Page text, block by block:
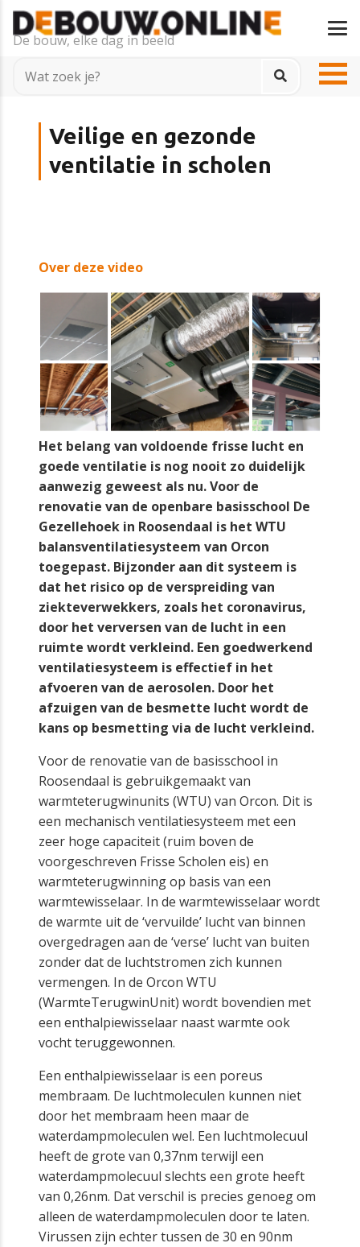
De bouw, elke dag in beeld
Veilige en gezonde
ventilatie in scholen
Over deze video
Het belang van voldoende frisse lucht en
goede ventilatie is nog nooit zo duidelijk
aanwezig geweest als nu. Voor de
renovatie van de openbare basisschool De
Gezellehoek in Roosendaal is het WTU
balansventilatiesysteem van Orcon
toegepast. Bijzonder aan dit systeem is
dat het risico op de verspreiding van
ziekteverwekkers, zoals het coronavirus,
door het verversen van de lucht in een
ruimte wordt verkleind. Een goedwerkend
ventilatiesysteem is effectief in het
afvoeren van de aerosolen. Door het
afzuigen van de besmette lucht wordt de
kans op besmetting via de lucht verkleind.
Voor de renovatie van de basisschool in
Roosendaal is gebruikgemaakt van
warmteterugwinunits (WTU) van Orcon. Dit is
een mechanisch ventilatiesysteem met een
zeer hoge capaciteit (ruim boven de
voorgeschreven Frisse Scholen eis) en
warmteterugwinning op basis van een
warmtewisselaar. In de warmtewisselaar wordt
de warmte uit de ‘vervuilde’ lucht van binnen
overgedragen aan de ‘verse’ lucht van buiten
zonder dat de luchtstromen zich kunnen
vermengen. In de Orcon WTU
(WarmteTerugwinUnit) wordt bovendien met
een enthalpiewisselaar naast warmte ook
vocht teruggewonnen.
Een enthalpiewisselaar is een poreus
membraam. De luchtmoleculen kunnen niet
door het membraam heen maar de
waterdampmoleculen wel. Een luchtmolecuul
heeft de grote van 0,37nm terwijl een
waterdampmolecuul slechts een grote heeft
van 0,26nm. Dat verschil is precies genoeg om
alleen de waterdampmoleculen door te laten.
Virussen zijn echter tussen de 30 en 90nm